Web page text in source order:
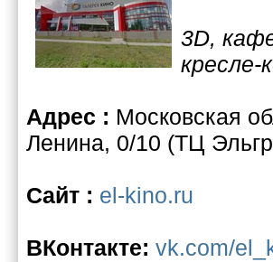
3D,
кресле-
Адрес : Московская
Ленина, 0/10 (ТЦ
Сайт : el-kino.ru
ВКонтакте: vk.com/